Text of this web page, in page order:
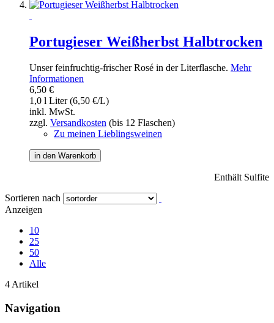
Portugieser Weißherbst Halbtrocken
Unser feinfruchtig-frischer Rosé in der Literflasche. Mehr
Informationen
6,50 €
1,0 l Liter (6,50 €/L)
inkl. MwSt.
zzgl. Versandkosten (bis 12 Flaschen)
Zu meinen Lieblingsweinen
in den Warenkorb
Enthält Sulfite
Sortieren nach
Anzeigen
10
25
50
Alle
4 Artikel
Navigation